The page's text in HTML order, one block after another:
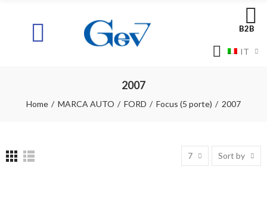
B2B
IT
2007
Home MARCA AUTO FORD Focus (5 porte) 2007
7 Sort by